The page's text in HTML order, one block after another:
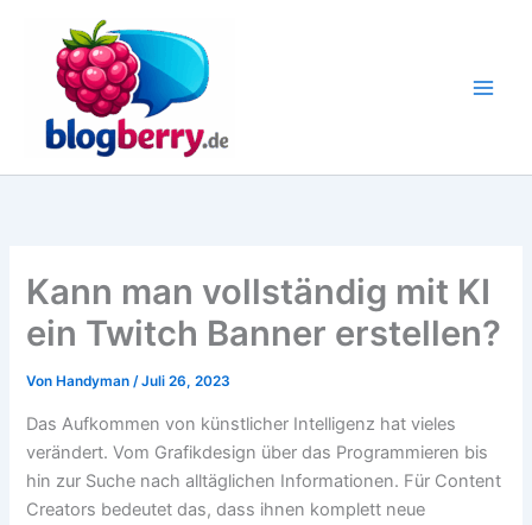
springen
Kann man vollständig mit KI
ein Twitch Banner erstellen?
Von Handyman/Juli 26, 2023
Das Aufkommen von künstlicher Intelligenz hat vieles
verändert. Vom Grafikdesign über das Programmieren bis
hin zur Suche nach alltäglichen Informationen. Für Content
Creators bedeutet das, dass ihnen komplett neue